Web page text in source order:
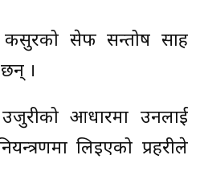
सेफ सन्तोष साह
।
आधारमा उनलाई
लिइएको प्रहरीले